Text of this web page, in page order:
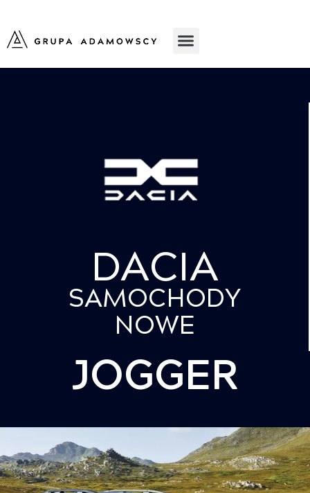
DACIA
SAMOCHODY
NOWE
JOGGER